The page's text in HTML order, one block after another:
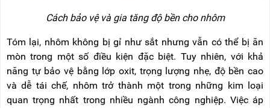
Cách bảo vệ và gia tăng độ bền cho nhôm
Tóm lại, nhôm không bị gỉ như sắt nhưng vẫn có thể bị ăn
mòn trong một số điều kiện đặc biệt. Tuy nhiên, với khả
năng tự bảo vệ bằng lớp oxit, trọng lượng nhẹ, độ bền cao
và dễ tái chế, nhôm trở thành một trong những kim loại
quan trọng nhất trong nhiều ngành công nghiệp. Việc áp